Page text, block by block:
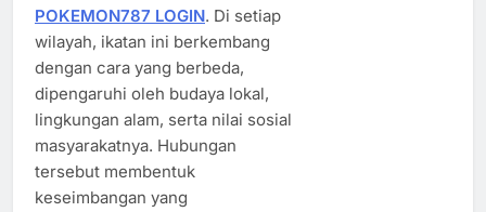
POKEMON787 LOGIN. Di setiap
wilayah, ikatan ini berkembang
dengan cara yang berbeda,
dipengaruhi oleh budaya lokal,
lingkungan alam, serta nilai sosial
masyarakatnya. Hubungan
tersebut membentuk
keseimbangan yang